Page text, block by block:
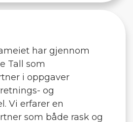
har gjennom
Tall som
i oppgaver
og
Vi erfarer en
som både rask og